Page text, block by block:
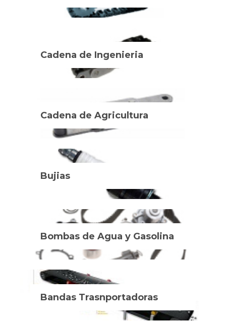
Cadena de Ingenieria
Cadena de Agricultura
Bujias
Bombas de Agua y Gasolina
Bandas Trasnportadoras